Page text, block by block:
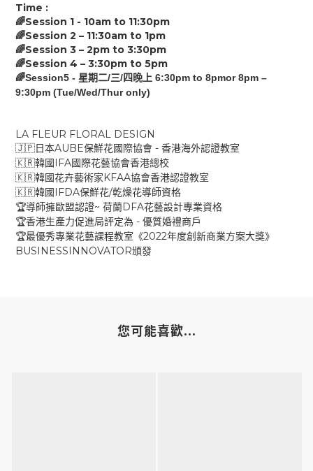
Time :
🌈Session 1 - 10am to 11:30pm
🌈Session 2 – 11:30am to 1pm
🌈Session 3 – 2pm to 3:30pm
🌈Session 4 – 3:30pm to 5pm
🌈Session5 - 星期二/三/四晚上 6:30pm to 8pmor 8pm –
9:30pm (Tue/Wed/Thur only)
LA FLEUR FLORAL DESIGN
🇯🇵 日本AUBE保鮮花國際協會 - 香港海外認證教室
🇰🇷韓國 IFA國際花藝協會香港總校
🇰🇷韓國花卉藝術家 KFAA協會香港認證教室
🇰🇷韓國 IFDA保鮮花/乾燥花導師資格
🏆導師擁歐盟認證~ 荷蘭 DFA花藝設計專業資格
🏆香港生產力促進局評定為 - 優質婚禮商戶
🏆最優秀專業花藝課程教室《2022年度創新商業方案大獎》
BUSINESSINNOVATOR頒發
您可能喜歡...